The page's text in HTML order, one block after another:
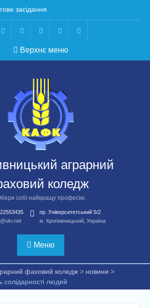
засідання
комісії:
рішення
розваги
коштувати життя
до сучасної
дороги,
2026
TelegramFacebookInstagram Youtube
Верхнє меню
аграрний
коледж
собі найкращу професію
пр. Університетський 5/2
м. Кропивницький, Україна
Меню
фаховий коледж> новини >
людей